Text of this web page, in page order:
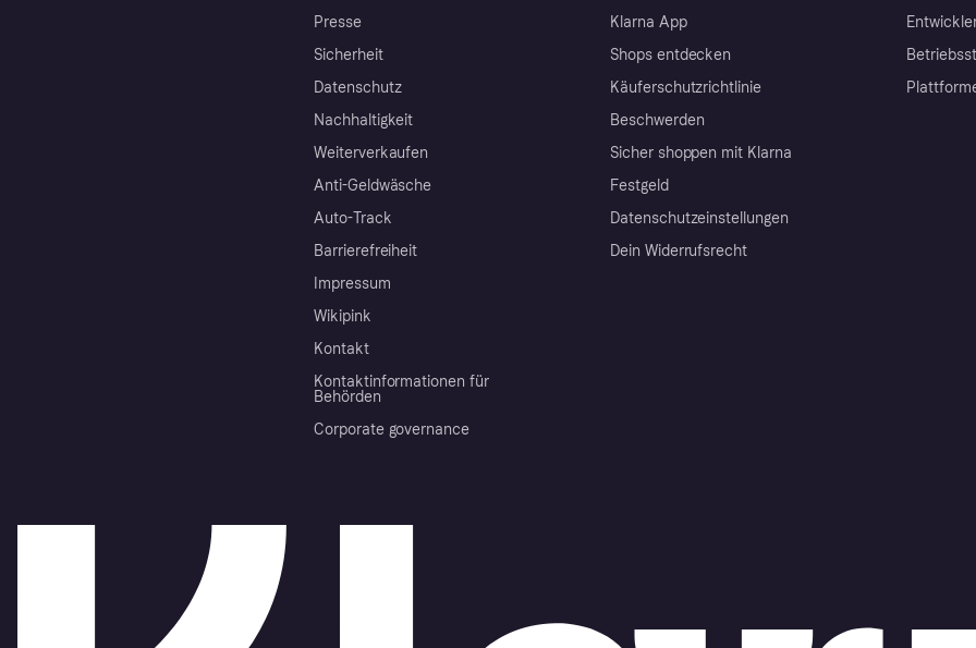
Presse
Sicherheit
Datenschutz
Nachhaltigkeit
Weiterverkaufen
Anti-Geldwäsche
Auto-Track
Barrierefreiheit
Impressum
Wikipink
Kontakt
Kontaktinformationen für
Behörden
Corporate governance
Klarna App
Shops entdecken
Käuferschutzrichtlinie
Beschwerden
Sicher shoppen mit Klarna
Festgeld
Datenschutzeinstellungen
Dein Widerrufsrecht